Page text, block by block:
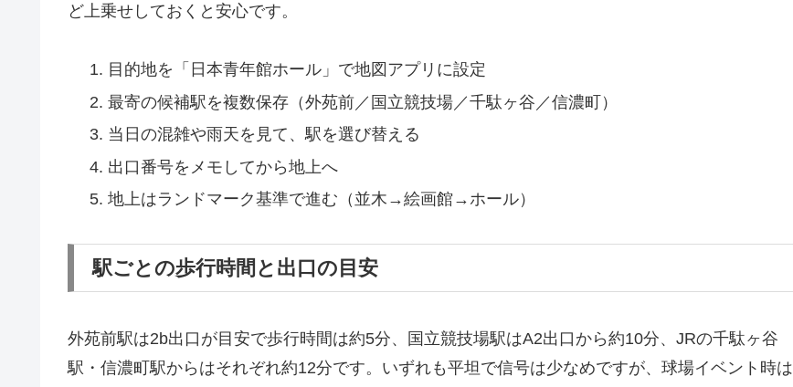
ど上乗せしておくと安心です。
目的地を「日本青年館ホール」で地図アプリに設定
最寄の候補駅を複数保存（外苑前／国立競技場／千駄ヶ谷／信濃町）
当日の混雑や雨天を見て、駅を選び替える
出口番号をメモしてから地上へ
地上はランドマーク基準で進む（並木→絵画館→ホール）
駅ごとの歩行時間と出口の目安
外苑前駅は2b出口が目安で歩行時間は約5分、国立競技場駅はA2出口から約10分、JRの千駄ヶ谷
駅・信濃町駅からはそれぞれ約12分です。いずれも平坦で信号は少なめですが、球場イベント時は